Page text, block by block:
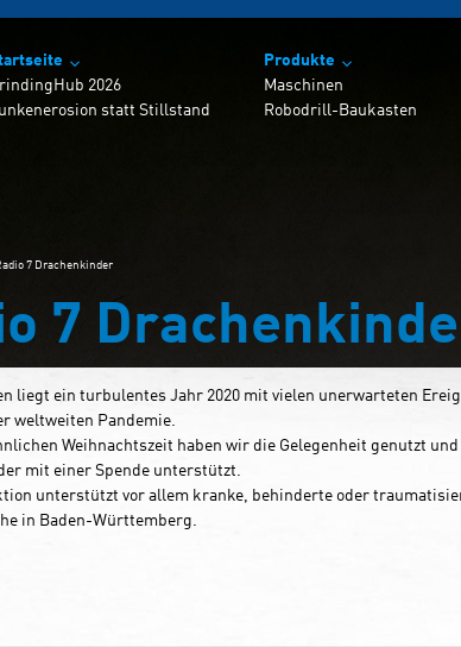
2026
statt Stillstand
Produkte
Maschinen
Robodrill-Baukasten
7 Drachenkinder
7
liegt ein turbulentes Jahr 2020 mit vielen unerwarteten
weltweiten Pandemie.
Weihnachtszeit haben wir die Gelegenheit genutzt und
mit einer Spende unterstützt.
unterstützt vor allem kranke, behinderte oder
in Baden-Württemberg.